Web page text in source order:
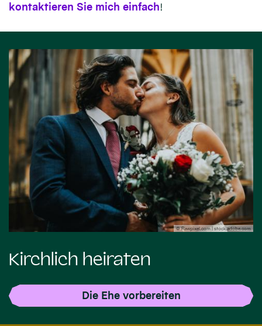
kontaktieren Sie mich einfach!
© Rawpixel.com | stock.adobe.com
Kirchlich heiraten
Die Ehe vorbereiten